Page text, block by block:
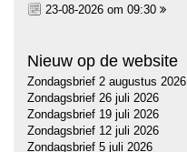
23-08-2026 om 09:30
Nieuw op de website
Zondagsbrief 2 augustus 2026
Zondagsbrief 26 juli 2026
Zondagsbrief 19 juli 2026
Zondagsbrief 12 juli 2026
Zondagsbrief 5 juli 2026